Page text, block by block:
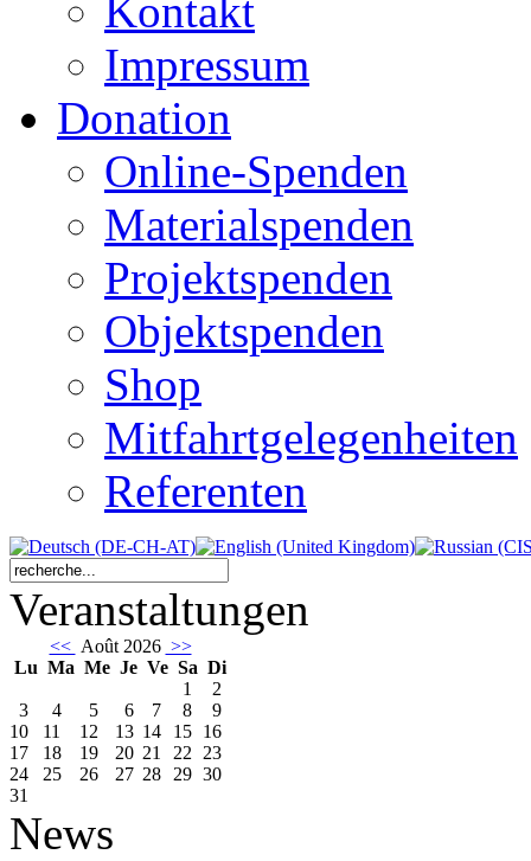
Kontakt
Impressum
Donation
Online-Spenden
Materialspenden
Projektspenden
Objektspenden
Shop
Mitfahrtgelegenheiten
Referenten
Veranstaltungen
<< Août 2026 >>
Lu Ma Me Je Ve Sa Di
1
2
3
4 5 6 7 8
9
10
11 12 13 14 15 16
17
18 19 20 21 22 23
24
25 26 27 28 29 30
31
News